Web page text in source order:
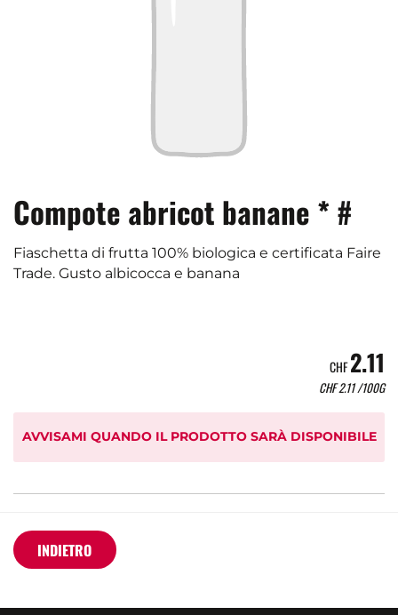
Compote abricot banane * #
Fiaschetta di frutta 100% biologica e certificata Faire
Trade. Gusto albicocca e banana
CHF2.11
CHF2.11/100G
AVVISAMI QUANDO IL PRODOTTO SARÀ DISPONIBILE
INDIETRO